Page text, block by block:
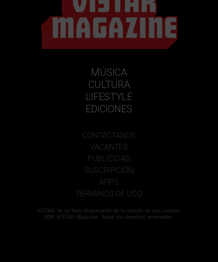
MÚSICA
CULTURA
LIFESTYLE
EDICIONES
CONTÁCTANOS
VACANTES
PUBLICIDAD
SUSCRIPCIÓN
APPS
TÉRMINOS DE USO
VISTAR no se hace responsable de la opinión de sus autores.
2018 VISTAR Magazine. Todos los derechos reservados.